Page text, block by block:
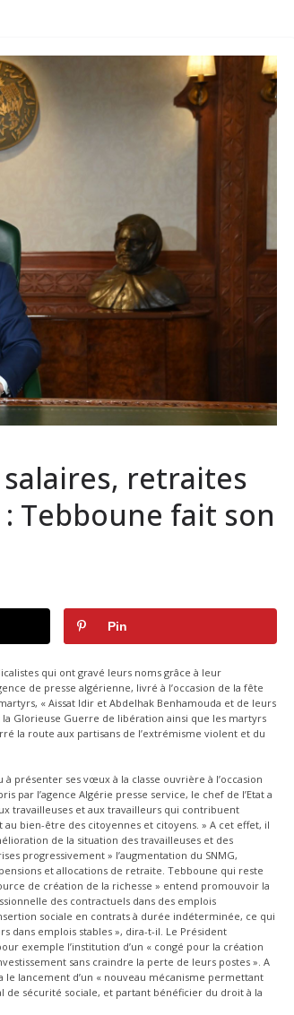
salaires, retraites
Tebboune fait son
Pin
qui ont gravé leurs noms grâce à leur
de presse algérienne, livré à l’occasion de la fête
« Aissat Idir et Abdelhak Benhamouda et de leurs
Glorieuse Guerre de libération ainsi que les martyrs
la route aux partisans de l’extrémisme violent et du
présenter ses vœux à la classe ouvrière à l’occasion
par l’agence Algérie presse service, le chef de l’Etat a
travailleuses et aux travailleurs qui contribuent
au bien-être des citoyennes et citoyens. » A cet effet, il
de la situation des travailleuses et des
progressivement » l’augmentation du SNMG,
et allocations de retraite. Tebboune qui reste
de création de la richesse » entend promouvoir la
des contractuels dans des emplois
sociale en contrats à durée indéterminée, ce qui
dans emplois stables », dira-t-il. Le Président
exemple l’institution d’un « congé pour la création
sans craindre la perte de leurs postes ». A
le lancement d’un « nouveau mécanisme permettant
de sécurité sociale, et partant bénéficier du droit à la